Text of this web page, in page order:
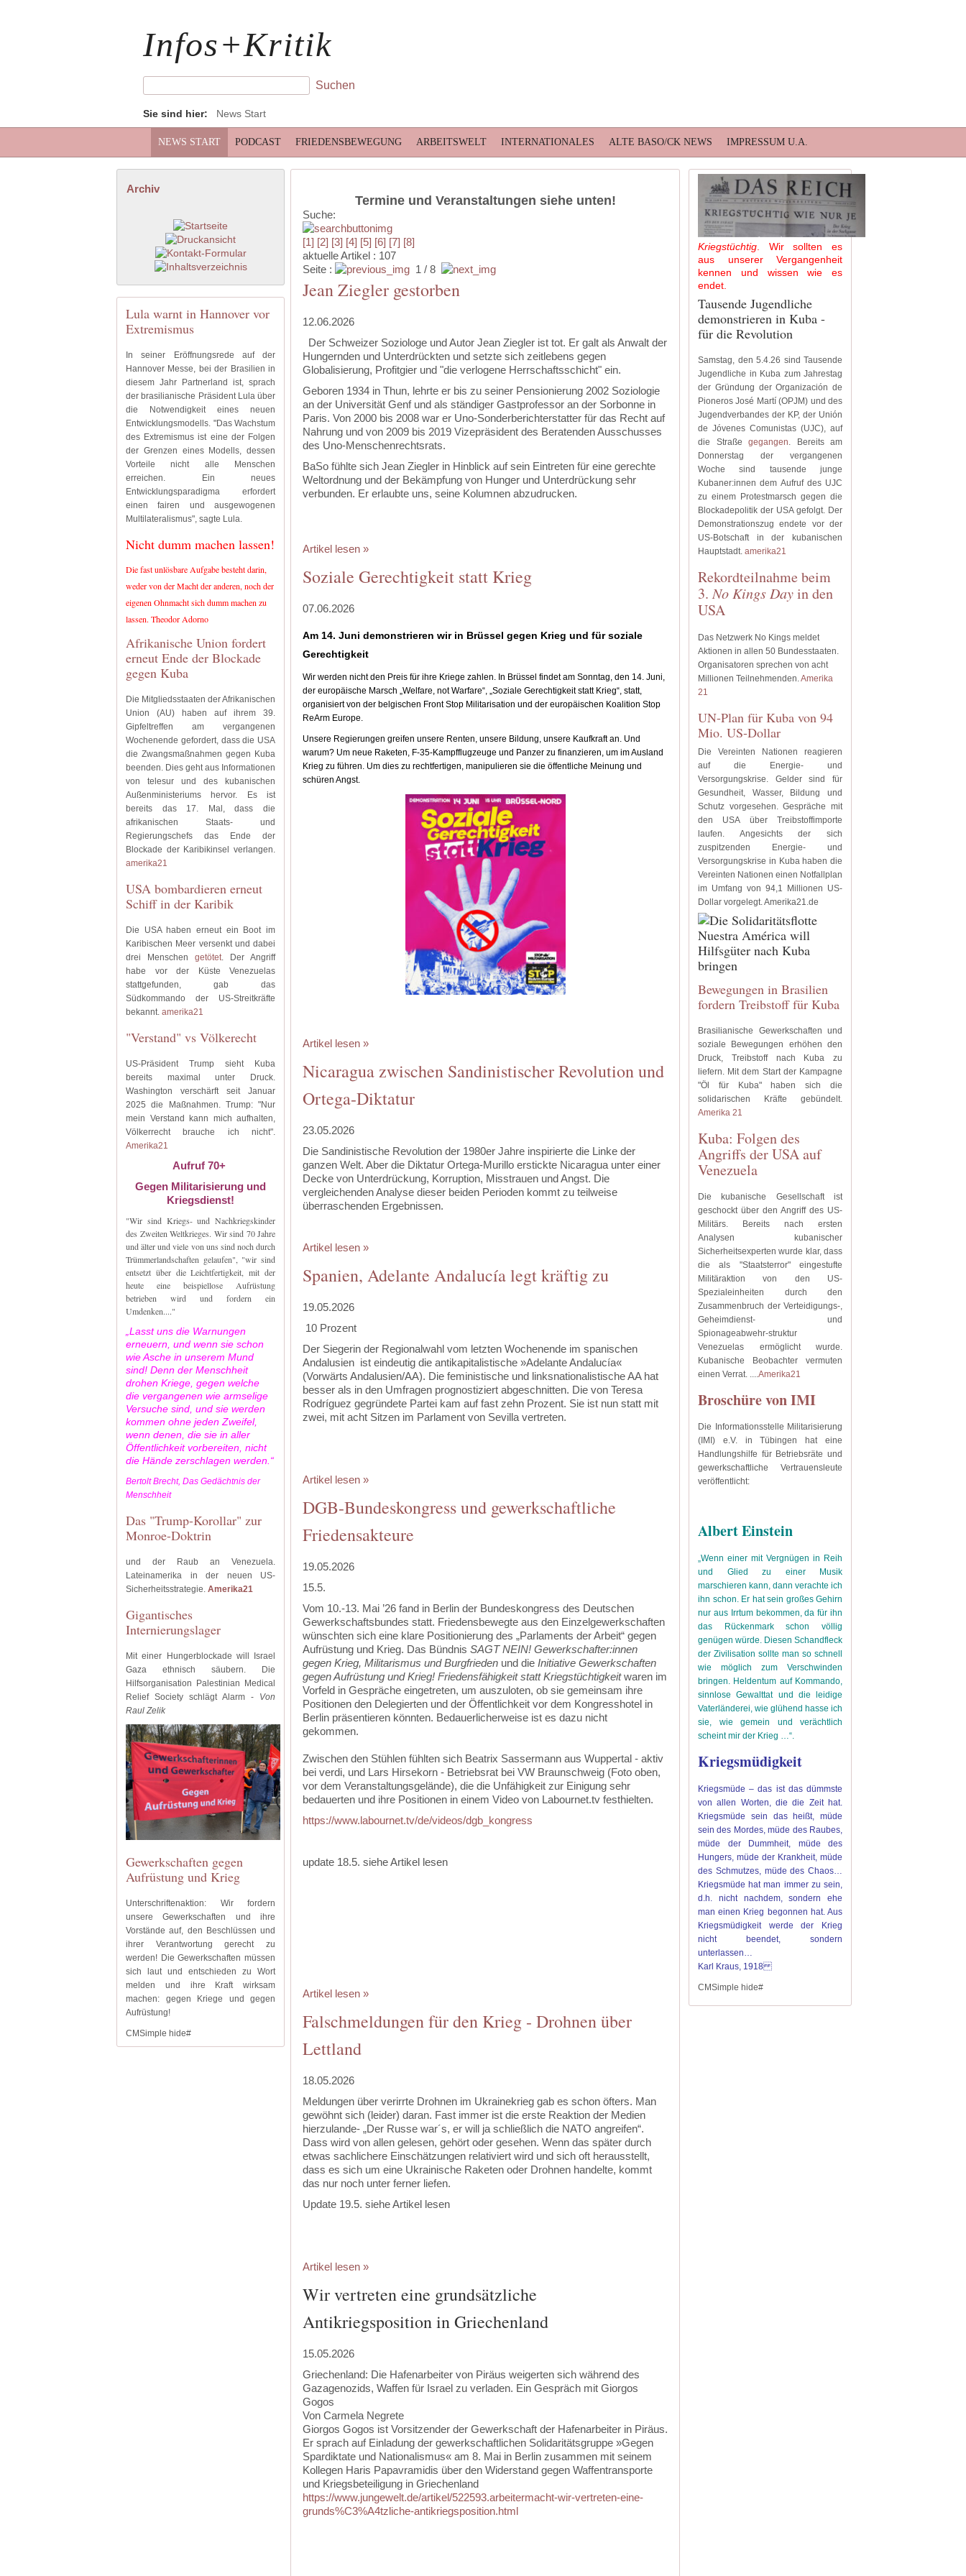
Infos+Kritik
Sie sind hier: News Start
NEWS START PODCAST FRIEDENSBEWEGUNG ARBEITSWELT INTERNATIONALES ALTE BASO/CK NEWS IMPRESSUM U.A.
Archiv
Lula warnt in Hannover vor
Extremismus
In seiner Eröffnungsrede auf der
Hannover Messe, bei der Brasilien in
diesem Jahr Partnerland ist, sprach
der brasilianische Präsident Lula über
die Notwendigkeit eines neuen
Entwicklungsmodells. "Das Wachstum
des Extremismus ist eine der Folgen
der Grenzen eines Modells, dessen
Vorteile nicht alle Menschen
erreichen. Ein neues
Entwicklungsparadigma erfordert
einen fairen und ausgewogenen
Multilateralismus", sagte Lula.
Nicht dumm machen lassen!
Die fast unlösbare Aufgabe besteht darin,
weder von der Macht der anderen, noch der
eigenen Ohnmacht sich dumm machen zu
lassen. Theodor Adorno
Afrikanische Union fordert
erneut Ende der Blockade
gegen Kuba
Die Mitgliedsstaaten der Afrikanischen
Union (AU) haben auf ihrem 39.
Gipfeltreffen am vergangenen
Wochenende gefordert, dass die USA
die Zwangsmaßnahmen gegen Kuba
beenden. Dies geht aus Informationen
von telesur und des kubanischen
Außenministeriums hervor. Es ist
bereits das 17. Mal, dass die
afrikanischen Staats- und
Regierungschefs das Ende der
Blockade der Karibikinsel verlangen.
amerika21
USA bombardieren erneut
Schiff in der Karibik
Die USA haben erneut ein Boot im
Karibischen Meer versenkt und dabei
drei Menschen getötet. Der Angriff
habe vor der Küste Venezuelas
stattgefunden, gab das
Südkommando der US-Streitkräfte
bekannt. amerika21
"Verstand" vs Völkerecht
US-Präsident Trump sieht Kuba
bereits maximal unter Druck.
Washington verschärft seit Januar
2025 die Maßnahmen. Trump: "Nur
mein Verstand kann mich aufhalten,
Völkerrecht brauche ich nicht".
Amerika21
Aufruf 70+
Gegen Militarisierung und
Kriegsdienst!
"Wir sind Kriegs- und Nachkriegskinder
des Zweiten Weltkrieges. Wir sind 70 Jahre
und älter und viele von uns sind noch durch
Trümmerlandschaften gelaufen", "wir sind
entsetzt über die Leichtfertigkeit, mit der
heute eine beispiellose Aufrüstung
betrieben wird und fordern ein
Umdenken...."
„Lasst uns die Warnungen
erneuern, und wenn sie schon
wie Asche in unserem Mund
sind! Denn der Menschheit
drohen Kriege, gegen welche
die vergangenen wie armselige
Versuche sind, und sie werden
kommen ohne jeden Zweifel,
wenn denen, die sie in aller
Öffentlichkeit vorbereiten, nicht
die Hände zerschlagen werden.“
Bertolt Brecht, Das Gedächtnis der
Menschheit
Das "Trump-Korollar" zur
Monroe-Doktrin
und der Raub an Venezuela.
Lateinamerika in der neuen US-
Sicherheitsstrategie. Amerika21
Gigantisches
Internierungslager
Mit einer Hungerblockade will Israel
Gaza ethnisch säubern. Die
Hilfsorganisation Palestinian Medical
Relief Society schlägt Alarm - Von
Raul Zelik
Gewerkschaften gegen
Aufrüstung und Krieg
Unterschriftenaktion: Wir fordern
unsere Gewerkschaften und ihre
Vorstände auf, den Beschlüssen und
ihrer Verantwortung gerecht zu
werden! Die Gewerkschaften müssen
sich laut und entschieden zu Wort
melden und ihre Kraft wirksam
machen: gegen Kriege und gegen
Aufrüstung!
CMSimple hide#
Termine und Veranstaltungen siehe unten!
Suche:
[1] [2] [3] [4] [5] [6] [7] [8]
aktuelle Artikel : 107
Seite :
1 / 8
Jean Ziegler gestorben
12.06.2026
Der Schweizer Soziologe und Autor Jean Ziegler ist tot. Er galt als Anwalt der
Hungernden und Unterdrückten und setzte sich zeitlebens gegen
Globalisierung, Profitgier und "die verlogene Herrschaftsschicht" ein.
Ge­boren 1934 in Thun, lehrte er bis zu seiner Pensionierung 2002 Soziologie
an der Universität Genf und als ständiger Gastprofessor an der Sorbonne in
Paris. Von 2000 bis 2008 war er Uno-Sonderberichterstatter für das Recht auf
Nahrung und von 2009 bis 2019 Vizepräsident des Beratenden Ausschusses
des Uno-Menschenrechtsrats.
BaSo fühlte sich Jean Ziegler in Hinblick auf sein Eintreten für eine gerechte
Weltordnung und der Bekämpfung von Hunger und Unterdrückung sehr
verbunden. Er erlaubte uns, seine Kolumnen abzudrucken.
Artikel lesen »
Soziale Gerechtigkeit statt Krieg
07.06.2026
Am 14. Juni demonstrieren wir in Brüssel gegen Krieg und für soziale
Gerechtigkeit
Wir werden nicht den Preis für ihre Kriege zahlen. In Brüssel findet am Sonntag, den 14. Juni,
der europäische Marsch „Welfare, not Warfare“, „Soziale Gerechtigkeit statt Krieg“, statt,
organisiert von der belgischen Front Stop Militarisation und der europäischen Koalition Stop
ReArm Europe.
Unsere Regierungen greifen unsere Renten, unsere Bildung, unsere Kaufkraft an. Und
warum? Um neue Raketen, F-35-Kampfflugzeuge und Panzer zu finanzieren, um im Ausland
Krieg zu führen. Um dies zu rechtfertigen, manipulieren sie die öffentliche Meinung und
schüren Angst.
Artikel lesen »
Nicaragua zwischen Sandinistischer Revolution und
Ortega-Diktatur
23.05.2026
‍Die Sandinistische Revolution der 1980er Jahre inspirierte die Linke der
ganzen Welt. Aber die Diktatur Ortega-Murillo erstickte Nicaragua unter einer
Decke von Unterdrückung, Korruption, Misstrauen und Angst. Die
vergleichenden Analyse dieser beiden Perioden kommt zu teilweise
überraschenden Ergebnissen.
Artikel lesen »
Spanien, Adelante Andalucía legt kräftig zu
19.05.2026
10 Prozent
Der Siegerin der Regionalwahl vom letzten Wochenende im spanischen
Andalusien ist eindeutig die antikapitalistische »Adelante Andalucía«
(Vorwärts Andalusien/AA). Die feministische und linksnationalistische AA hat
besser als in den Umfragen prognostiziert abgeschnitten. Die von Teresa
Rodríguez gegründete Partei kam auf fast zehn Prozent. Sie ist nun statt mit
zwei, mit acht Sitzen im Parlament von Sevilla vertreten.
Artikel lesen »
DGB-Bundeskongress und gewerkschaftliche
Friedensakteure
19.05.2026
15.5.
Vom 10.-13. Mai ’26 fand in Berlin der Bundeskongress des Deutschen
Gewerkschaftsbundes statt. Friedensbewegte aus den Einzelgewerkschaften
wünschten sich eine klare Positionierung des „Parlaments der Arbeit“ gegen
Aufrüstung und Krieg. Das Bündnis SAGT NEIN! Gewerkschafter:innen
gegen Krieg, Militarismus und Burgfrieden und die Initiative Gewerkschaften
gegen Aufrüstung und Krieg! Friedensfähigkeit statt Kriegstüchtigkeitwaren im
Vorfeld in Gespräche eingetreten, um auszuloten, ob sie gemeinsam ihre
Positionen den Delegierten und der Öffentlichkeit vor dem Kongresshotel in
Berlin präsentieren könnten. Bedauerlicherweise ist es dazu nicht
gekommen.
Zwischen den Stühlen fühlten sich Beatrix Sassermann aus Wuppertal - aktiv
bei verdi, und Lars Hirsekorn - Betriebsrat bei VW Braunschweig (Foto oben,
vor dem Veranstaltungsgelände), die die Unfähigkeit zur Einigung sehr
bedauerten und ihre Positionen in einem Video von Labournet.tv festhielten.
https://www.labournet.tv/de/videos/dgb_kongress
update 18.5. siehe Artikel lesen
Artikel lesen »
Falschmeldungen für den Krieg - Drohnen über
Lettland
18.05.2026
Meldungen über verirrte Drohnen im Ukrainekrieg gab es schon öfters. Man
gewöhnt sich (leider) daran. Fast immer ist die erste Reaktion der Medien
hierzulande- „Der Russe war´s, er will ja schließlich die NATO angreifen“.
Dass wird von allen gelesen, gehört oder gesehen. Wenn das später durch
etwas sachlichere Einschätzungen relativiert wird und sich oft herausstellt,
dass es sich um eine Ukrainische Raketen oder Drohnen handelte, kommt
das nur noch unter ferner liefen.
Update 19.5. siehe Artikel lesen
Artikel lesen »
Wir vertreten eine grundsätzliche
Antikriegsposition in Griechenland
15.05.2026
Griechenland: Die Hafenarbeiter von Piräus weigerten sich während des
Gazagenozids, Waffen für Israel zu verladen. Ein Gespräch mit Giorgos
Gogos
Von Carmela Negrete
Giorgos Gogos ist Vorsitzender der Gewerkschaft der Hafenarbeiter in Piräus.
Er sprach auf Einladung der gewerkschaftlichen Solidaritätsgruppe »Gegen
Spardiktate und Nationalismus« am 8. Mai in Berlin zusammen mit seinem
Kollegen Haris Papavramidis über den Widerstand gegen Waffentransporte
und Kriegsbeteiligung in Griechenland
https://www.jungewelt.de/artikel/522593.arbeitermacht-wir-vertreten-eine-
grunds%C3%A4tzliche-antikriegsposition.html
Kriegstüchtig . Wir sollten es
aus unserer Vergangenheit
kennen und wissen wie es
endet.
Tausende Jugendliche
demonstrieren in Kuba -
für die Revolution
Samstag, den 5.4.26 sind Tausende
Jugendliche in Kuba zum Jahrestag
der Gründung der Organización de
Pioneros José Martí (OPJM) und des
Jugendverbandes der KP, der Unión
de Jóvenes Comunistas (UJC), auf
die Straße gegangen.
Bereits am
Donnerstag der vergangenen
Woche sind tausende junge
Kubaner:innen dem Aufruf des UJC
zu einem Protestmarsch gegen die
Blockadepolitik der USA gefolgt. Der
Demonstrationszug endete vor der
US-Botschaft in der kubanischen
Hauptstadt. amerika21
Rekordteilnahme beim
3.No Kings Dayin den
USA
Das Netzwerk No Kings meldet
Aktionen in allen 50 Bundesstaaten.
Organisatoren sprechen von acht
Millionen Teilnehmenden.Amerika
21
UN-Plan für Kuba von 94
Mio. US-Dollar
Die Vereinten Nationen reagieren
auf die Energie- und
Versorgungskrise. Gelder sind für
Gesundheit, Wasser, Bildung und
Schutz vorgesehen. Gespräche mit
den USA über Treibstoffimporte
laufen. Angesichts der sich
zuspitzenden Energie- und
Versorgungskrise in Kuba haben die
Vereinten Nationen einen Notfallplan
im Umfang von 94,1 Millionen US-
Dollar vorgelegt. Amerika21.de
Bewegungen in Brasilien
fordern Treibstoff für Kuba
Brasilianische Gewerkschaften und
soziale Bewegungen erhöhen den
Druck, Treibstoff nach Kuba zu
liefern. Mit dem Start der Kampagne
"Öl für Kuba" haben sich die
solidarischen Kräfte gebündelt.
Amerika 21
Kuba: Folgen des
Angriffs der USA auf
Venezuela
Die kubanische Gesellschaft ist
geschockt über den Angriff des US-
Militärs. Bereits nach ersten
Analysen kubanischer
Sicherheitsexperten wurde klar, dass
die als "Staatsterror" eingestufte
Militäraktion von den US-
Spezialeinheiten durch den
Zusammenbruch der Verteidigungs-,
Geheimdienst- und
Spionageabwehr-struktur
Venezuelas ermöglicht wurde.
Kubanische Beobachter vermuten
einen Verrat. ....Amerika21
Broschüre von IMI
Die Informationsstelle Militarisierung
(IMI) e.V. in Tübingen hat eine
Handlungshilfe für Betriebsräte und
gewerkschaftliche Vertrauensleute
veröffentlicht:
Albert Einstein
„Wenn einer mit Vergnügen in Reih
und Glied zu einer Musik
marschieren kann, dann verachte ich
ihn schon. Er hat sein großes Gehirn
nur aus Irrtum bekommen, da für ihn
das Rückenmark schon völlig
genügen würde. Diesen Schandfleck
der Zivilisation sollte man so schnell
wie möglich zum Verschwinden
bringen. Heldentum auf Kommando,
sinnlose Gewalttat und die leidige
Vaterländerei, wie glühend hasse ich
sie, wie gemein und verächtlich
scheint mir der Krieg …“.
Kriegsmüdigkeit
Kriegsmüde – das ist das dümmste
von allen Worten, die die Zeit hat.
Kriegsmüde sein das heißt, müde
sein des Mordes, müde des Raubes,
müde der Dummheit, müde des
Hungers, müde der Krankheit, müde
des Schmutzes, müde des Chaos…
Kriegsmüde hat man immer zu sein,
d.h. nicht nachdem, sondern ehe
man einen Krieg begonnen hat. Aus
Kriegsmüdigkeit werde der Krieg
nicht beendet, sondern
unterlassen…
Karl Kraus, 1918
CMSimple hide#